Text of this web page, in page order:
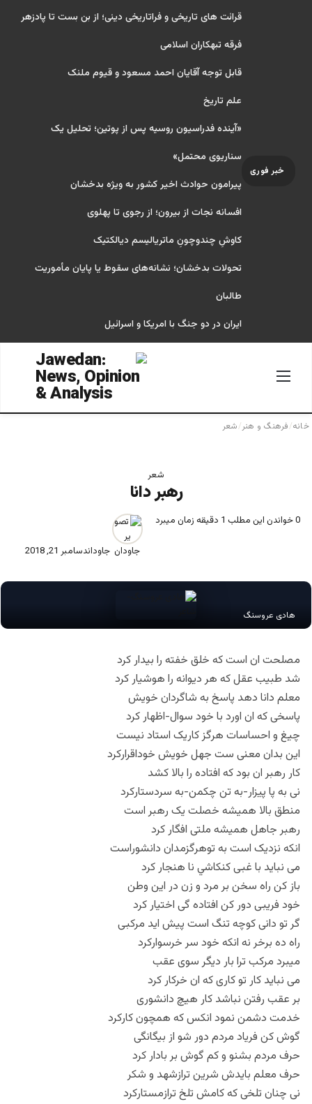
خبر فوری
قرائت های تاریخی و فراتاریخی دینی؛ از بن بست تا پادزهر
فرقه تبهکاران اسلامی
قابل توجه آقایان احمد مسعود و قیوم ملنک
علم تاریخ
«آینده فدراسیون روسیه پس از پوتین؛ تحلیل یک
سناریوی محتمل»
پیرامون حوادث اخیر کشور به ویژه بدخشان
افسانه نجات از بیرون؛ از رجوی تا پهلوی
کاوشِ چندو‌چونِ ماتریالیسم دیالکتیک
تحولات بدخشان؛ نشانه‌های سقوط یا پایان مأموریت
طالبان
ایران در دو جنگ با امریکا و اسرائیل
خانه/فرهنگ و هنر/شعر
شعر
رهبر دانا
جاوداندسامبر 21, 2018
0خواندن این مطلب 1 دقیقه زمان میبرد
هادی عروسنگ
مصلحت ان است که خلق خفته را بیدار کرد
شد طبیب عقل که هر دیوانه را هوشیار کرد
معلم دانا دهد پاسخ به شاگردان خویش
پاسخی که ان اورد با خود سوال-اظهار کرد
چیغ و احساسات هرگز کاریک استاد نیست
این بدان معنی ست جهل خویش خوداقرارکرد
کار رهبر ان بود که افتاده را بالا کشد
نی به پا پیزار-به تن چکمن-به سردستارکرد
منطق بالا همیشه خصلت یک رهبر است
رهبر جاهل همیشه ملتی افگار کرد
انکه نزدیک است به توهرگزمدان دانشوراست
می نباید با غبی کنکاشي نا هنجار کرد
باز کن راه سخن بر مرد و زن در این وطن
خود فریبی دور کن افتاده گی اختیار کرد
گر تو دانی کوچه تنگ است پیش اید مرکبی
راه ده برخر نه انکه خود سر خرسوارکرد
میبرد مرکب ترا بار دیگر سوی عقب
می نباید کار تو کاری که ان خرکار کرد
بر عقب رفتن نباشد کار هیچ دانشوری
خدمت دشمن نمود انکس که همچون کارکرد
گوش کن فریاد مردم دور شو از بیگانگی
حرف مردم بشنو و کم گوش بر بادار کرد
حرف معلم بایدش شرین ترازشهد و شکر
نی چنان تلخی که کامش تلخ ترازمستارکرد